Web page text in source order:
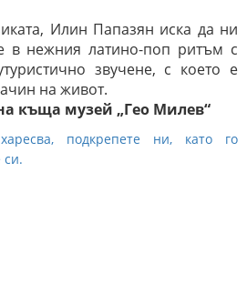
Илин Папазян иска да ни
в нежния латино-поп ритъм с
звучене, с което е
на живот.
къща музей „Гео Милев“
подкрепете ни, като го
си.